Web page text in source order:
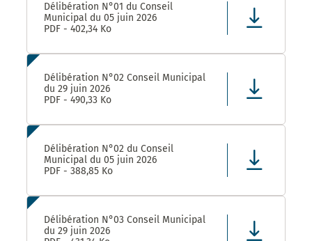
Délibération N°01 du Conseil
Municipal du 05 juin 2026
PDF - 402,34 Ko
Délibération N°02 Conseil Municipal
du 29 juin 2026
PDF - 490,33 Ko
Délibération N°02 du Conseil
Municipal du 05 juin 2026
PDF - 388,85 Ko
Délibération N°03 Conseil Municipal
du 29 juin 2026